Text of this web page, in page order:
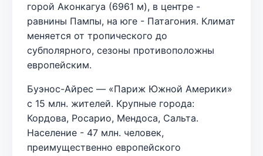
горой Аконкагуа (6961 м), в центре -
равнины Пампы, на юге - Патагония. Климат
меняется от тропического до
субполярного, сезоны противоположны
европейским.
Буэнос-Айрес — «Париж Южной Америки»
с 15 млн. жителей. Крупные города:
Кордова, Росарио, Мендоса, Сальта.
Население - 47 млн. человек,
преимущественно европейского